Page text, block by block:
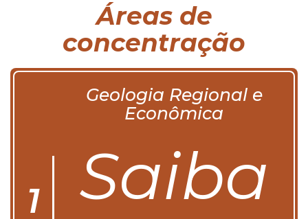
Áreas de
concentração
1
Geologia Regional e
Econômica
Saiba